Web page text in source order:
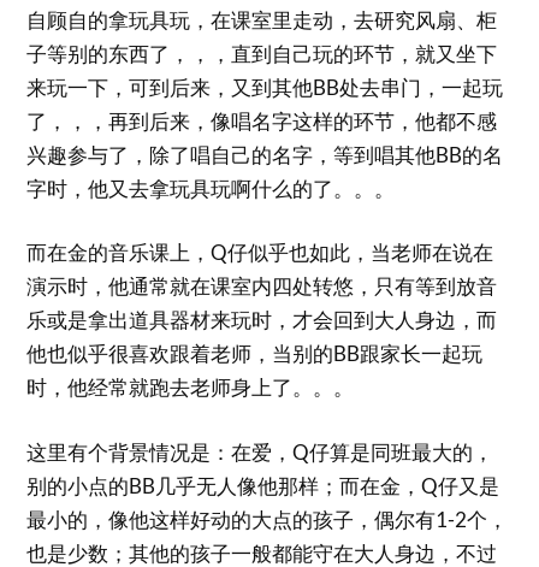
自顾自的拿玩具玩，在课室里走动，去研究风扇、柜
子等别的东西了，，，直到自己玩的环节，就又坐下
来玩一下，可到后来，又到其他BB处去串门，一起玩
了，，，再到后来，像唱名字这样的环节，他都不感
兴趣参与了，除了唱自己的名字，等到唱其他BB的名
字时，他又去拿玩具玩啊什么的了。。。
而在金的音乐课上，Q仔似乎也如此，当老师在说在
演示时，他通常就在课室内四处转悠，只有等到放音
乐或是拿出道具器材来玩时，才会回到大人身边，而
他也似乎很喜欢跟着老师，当别的BB跟家长一起玩
时，他经常就跑去老师身上了。。。
这里有个背景情况是：在爱，Q仔算是同班最大的，
别的小点的BB几乎无人像他那样；而在金，Q仔又是
最小的，像他这样好动的大点的孩子，偶尔有1-2个，
也是少数；其他的孩子一般都能守在大人身边，不过